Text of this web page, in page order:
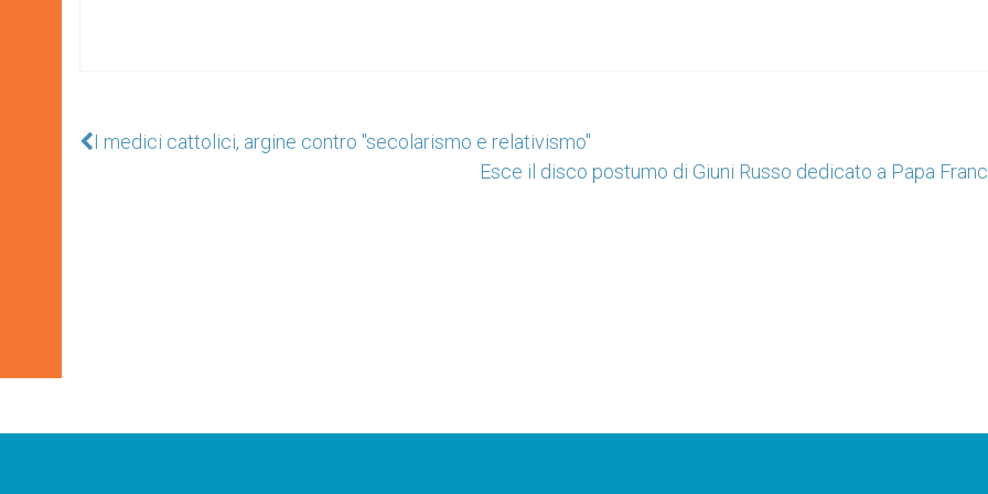
I medici cattolici, argine contro "secolarismo e relativismo"
Esce il disco postumo di Giuni Russo dedicato a Papa